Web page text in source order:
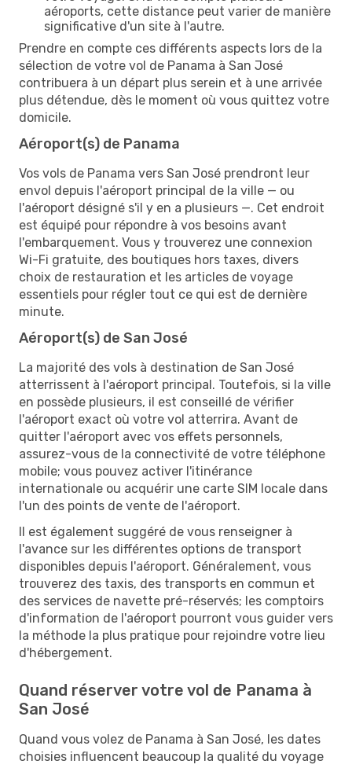
aéroports, cette distance peut varier de manière
significative d'un site à l'autre.
Prendre en compte ces différents aspects lors de la
sélection de votre vol de Panama à San José
contribuera à un départ plus serein et à une arrivée
plus détendue, dès le moment où vous quittez votre
domicile.
Aéroport(s) de Panama
Vos vols de Panama vers San José prendront leur
envol depuis l'aéroport principal de la ville — ou
l'aéroport désigné s'il y en a plusieurs —. Cet endroit
est équipé pour répondre à vos besoins avant
l'embarquement. Vous y trouverez une connexion
Wi-Fi gratuite, des boutiques hors taxes, divers
choix de restauration et les articles de voyage
essentiels pour régler tout ce qui est de dernière
minute.
Aéroport(s) de San José
La majorité des vols à destination de San José
atterrissent à l'aéroport principal. Toutefois, si la ville
en possède plusieurs, il est conseillé de vérifier
l'aéroport exact où votre vol atterrira. Avant de
quitter l'aéroport avec vos effets personnels,
assurez-vous de la connectivité de votre téléphone
mobile; vous pouvez activer l'itinérance
internationale ou acquérir une carte SIM locale dans
l'un des points de vente de l'aéroport.
Il est également suggéré de vous renseigner à
l'avance sur les différentes options de transport
disponibles depuis l'aéroport. Généralement, vous
trouverez des taxis, des transports en commun et
des services de navette pré-réservés; les comptoirs
d'information de l'aéroport pourront vous guider vers
la méthode la plus pratique pour rejoindre votre lieu
d'hébergement.
Quand réserver votre vol de Panama à
San José
Quand vous volez de Panama à San José, les dates
choisies influencent beaucoup la qualité du voyage